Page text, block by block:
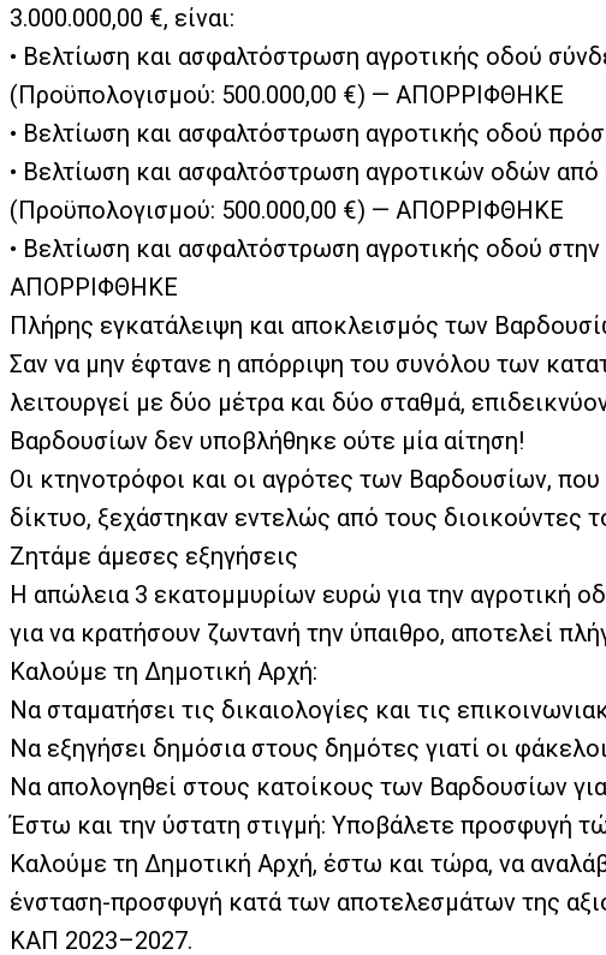
3.000.000,00 €, είναι:
• Βελτίωση και ασφαλτόστρωση αγροτικής οδού
(Προϋπολογισμού: 500.000,00 €) — ΑΠΟΡΡΙΦΘΗΚΕ
• Βελτίωση και ασφαλτόστρωση αγροτικής οδού
• Βελτίωση και ασφαλτόστρωση αγροτικών οδών από
(Προϋπολογισμού: 500.000,00 €) — ΑΠΟΡΡΙΦΘΗΚΕ
• Βελτίωση και ασφαλτόστρωση αγροτικής οδού
ΑΠΟΡΡΙΦΘΗΚΕ
Πλήρης εγκατάλειψη και αποκλεισμός των
Σαν να μην έφτανε η απόρριψη του συνόλου των
λειτουργεί με δύο μέτρα και δύο σταθμά,
Βαρδουσίων δεν υποβλήθηκε ούτε μία αίτηση!
Οι κτηνοτρόφοι και οι αγρότες των Βαρδουσίων,
δίκτυο, ξεχάστηκαν εντελώς από τους διοικούντες
Ζητάμε άμεσες εξηγήσεις
Η απώλεια 3 εκατομμυρίων ευρώ για την αγροτική
για να κρατήσουν ζωντανή την ύπαιθρο, αποτελεί
Καλούμε τη Δημοτική Αρχή:
Να σταματήσει τις δικαιολογίες και τις
Να εξηγήσει δημόσια στους δημότες γιατί οι
Να απολογηθεί στους κατοίκους των Βαρδουσίων
Έστω και την ύστατη στιγμή: Υποβάλετε προσφυγή
Καλούμε τη Δημοτική Αρχή, έστω και τώρα, να
ένσταση-προσφυγή κατά των αποτελεσμάτων της
ΚΑΠ 2023–2027.